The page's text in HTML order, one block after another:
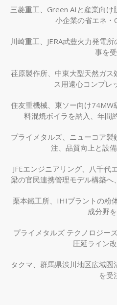
三菱重工、Green AIと産業向
小企業の省エネ・
川崎重工、JERA武豊火力発電
事を
荏原製作所、中東大型天然ガ
ス用遠心コンプレ
住友重機械、東ソー向け74MW
料混焼ボイラを納入、年間
プライメタルズ、ニューコア
注、品質向上と設
JFEエンジニアリング、八千代
梁の官民連携管理モデル構築へ
栗本鐵工所、IHIプラントの粉
成分野
プライメタルズ テクノロジー
圧延ライン
タクマ、群馬県渋川地区広域
を受